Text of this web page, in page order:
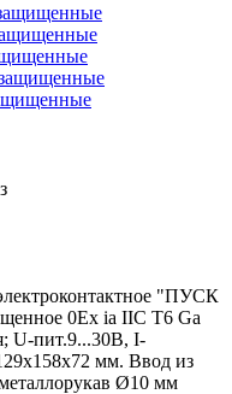
"ПУСК
0Ex iа IIС Т6 Gа
U-пит.9...30В, I-
мм. Ввод из
Ø10 мм